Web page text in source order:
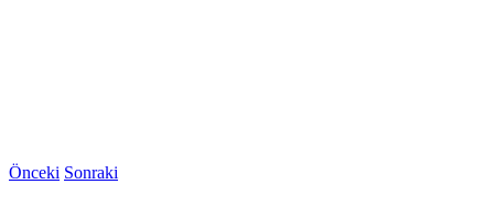
Önceki Sonraki